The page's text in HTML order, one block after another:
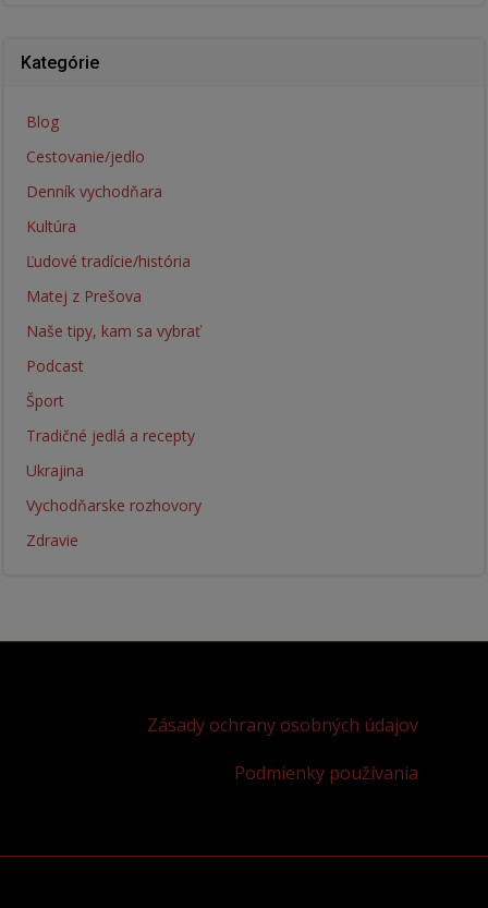
Kategórie
Blog
Cestovanie/jedlo
Denník vychodňara
Kultúra
Ľudové tradície/história
Matej z Prešova
Naše tipy, kam sa vybrať
Podcast
Šport
Tradičné jedlá a recepty
Ukrajina
Vychodňarske rozhovory
Zdravie
Zásady ochrany osobných údajov
Podmienky používania